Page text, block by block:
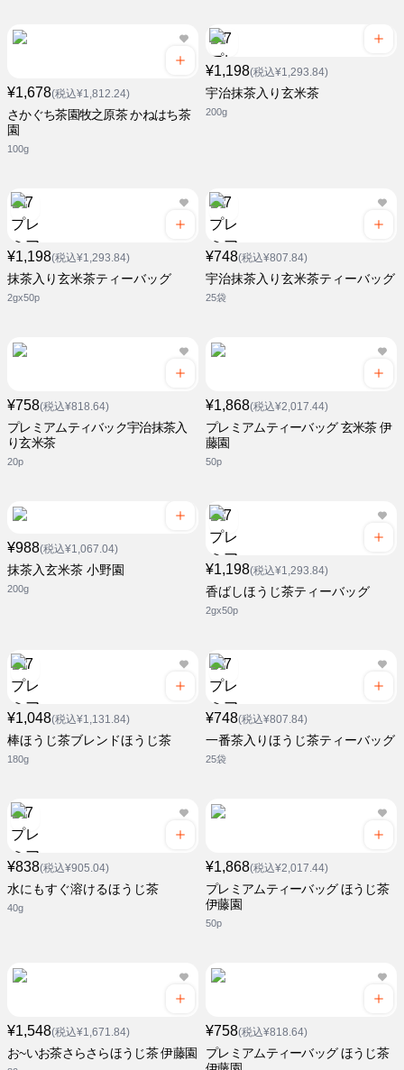
¥1,678(税込¥1,812.24)
さかぐち茶園牧之原茶 かねはち茶
園
100g
¥1,198(税込¥1,293.84)
宇治抹茶入り玄米茶
200g
¥1,198(税込¥1,293.84)
抹茶入り玄米茶ティーバッグ
2gx50p
¥748(税込¥807.84)
宇治抹茶入り玄米茶ティーバッグ
25袋
¥758(税込¥818.64)
プレミアムティバック宇治抹茶入
り玄米茶
20p
¥1,868(税込¥2,017.44)
プレミアムティーバッグ 玄米茶 伊
藤園
50p
¥988(税込¥1,067.04)
抹茶入玄米茶 小野園
200g
¥1,198(税込¥1,293.84)
香ばしほうじ茶ティーバッグ
2gx50p
¥1,048(税込¥1,131.84)
棒ほうじ茶ブレンドほうじ茶
180g
¥748(税込¥807.84)
一番茶入りほうじ茶ティーバッグ
25袋
¥838(税込¥905.04)
水にもすぐ溶けるほうじ茶
40g
¥1,868(税込¥2,017.44)
プレミアムティーバッグ ほうじ茶
伊藤園
50p
¥1,548(税込¥1,671.84)
お~いお茶さらさらほうじ茶 伊藤園
¥758(税込¥818.64)
プレミアムティーバッグ ほうじ茶